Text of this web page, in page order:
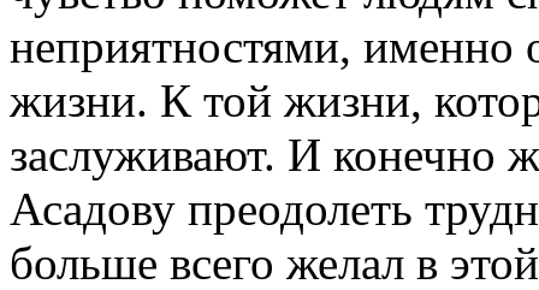
неприятностями, именно
жизни. К той жизни,
заслуживают. И конечно
Асадову преодолеть
больше всего желал в